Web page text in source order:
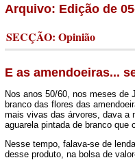
Arquivo: Edição de
SECÇÃO: Opinião
E as amendoeiras...
Nos anos 50/60, nos meses de
branco das flores das
mais vivas das árvores, dava a
aguarela pintada de branco que
Nesse tempo, falava-se de
desse produto, na bolsa de